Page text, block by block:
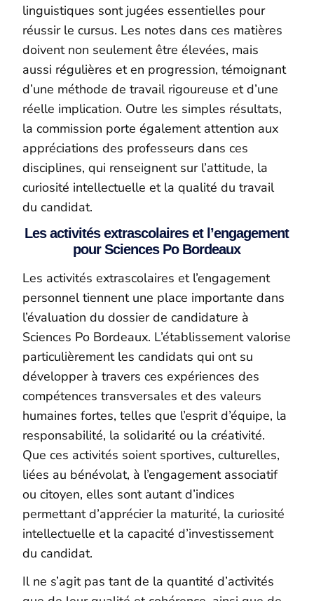
linguistiques sont jugées essentielles pour
réussir le cursus. Les notes dans ces matières
doivent non seulement être élevées, mais
aussi régulières et en progression, témoignant
d’une méthode de travail rigoureuse et d’une
réelle implication. Outre les simples résultats,
la commission porte également attention aux
appréciations des professeurs dans ces
disciplines, qui renseignent sur l’attitude, la
curiosité intellectuelle et la qualité du travail
du candidat.
Les activités extrascolaires et l’engagement
pour Sciences Po Bordeaux
Les activités extrascolaires et l’engagement
personnel tiennent une place importante dans
l’évaluation du dossier de candidature à
Sciences Po Bordeaux. L’établissement valorise
particulièrement les candidats qui ont su
développer à travers ces expériences des
compétences transversales et des valeurs
humaines fortes, telles que l’esprit d’équipe, la
responsabilité, la solidarité ou la créativité.
Que ces activités soient sportives, culturelles,
liées au bénévolat, à l’engagement associatif
ou citoyen, elles sont autant d’indices
permettant d’apprécier la maturité, la curiosité
intellectuelle et la capacité d’investissement
du candidat.
Il ne s’agit pas tant de la quantité d’activités